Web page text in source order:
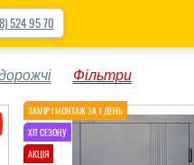
524 95 70
Фільтри